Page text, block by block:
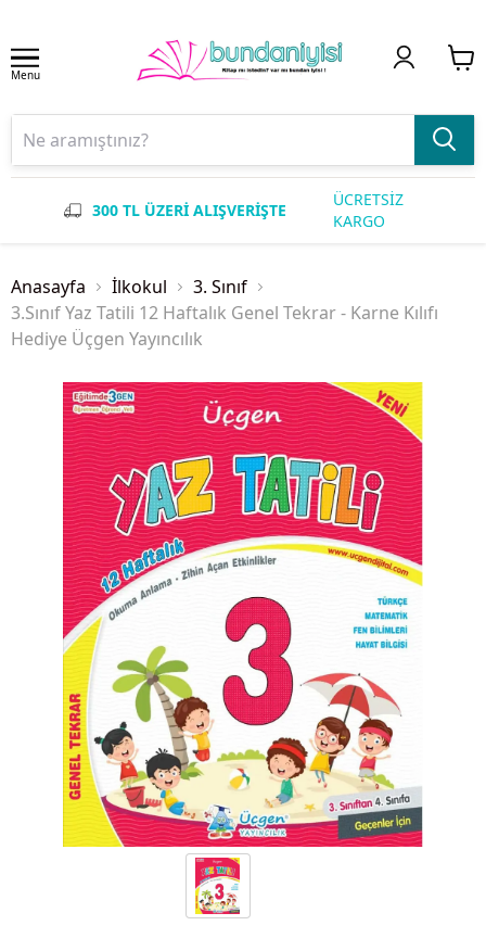
Menu
300 TL ÜZERİ ALIŞVERİŞTE
ÜCRETSİZ
KARGO
Anasayfa İlkokul
3. Sınıf
3.Sınıf Yaz Tatili 12 Haftalık Genel Tekrar - Karne Kılıfı
Hediye Üçgen Yayıncılık